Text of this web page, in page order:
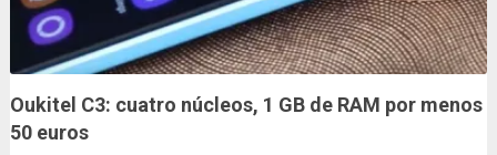
Oukitel C3: cuatro núcleos, 1 GB de RAM por menos
50 euros